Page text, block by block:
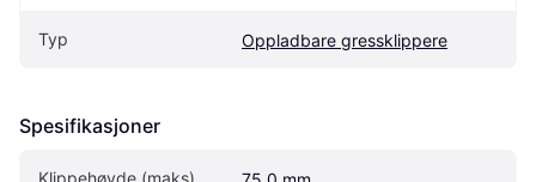
Typ Oppladbare gressklippere
Spesifikasjoner
Klippehøyde (maks)